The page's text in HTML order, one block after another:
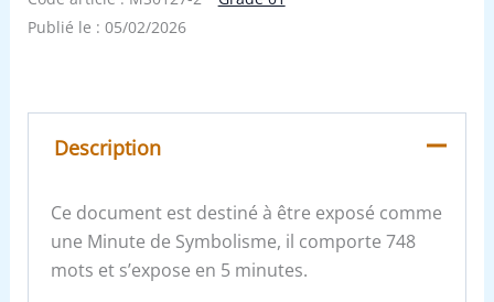
Publié le : 05/02/2026
Description
Ce document est destiné à être exposé comme
une Minute de Symbolisme, il comporte 748
mots et s’expose en 5 minutes.